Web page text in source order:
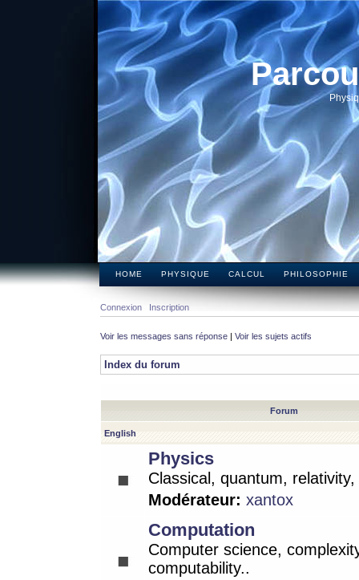
HOME PHYSIQUE CALCUL PHILOSOPHIE
Connexion Inscription
Voir les messages sans réponse | Voir les sujets actifs
Index du forum
Forum
English
Physics
Classical, quantum,
Modérateur: xantox
Computation
Computer science,
computability..